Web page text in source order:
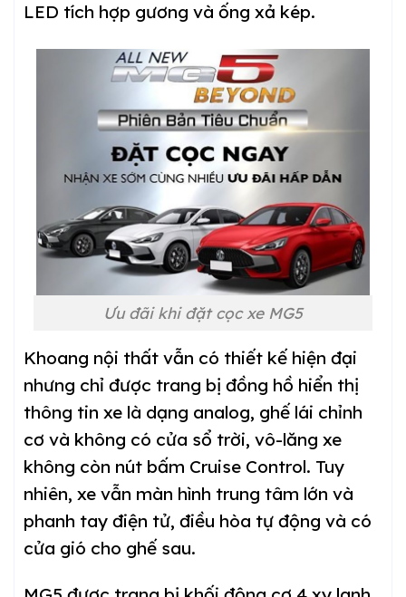
LED tích hợp gương và ống xả kép.
Ưu đãi khi đặt cọc xe MG5
Khoang nội thất vẫn có thiết kế hiện đại
nhưng chỉ được trang bị đồng hồ hiển thị
thông tin xe là dạng analog, ghế lái chỉnh
cơ và không có cửa sổ trời, vô-lăng xe
không còn nút bấm Cruise Control. Tuy
nhiên, xe vẫn màn hình trung tâm lớn và
phanh tay điện tử, điều hòa tự động và có
cửa gió cho ghế sau.